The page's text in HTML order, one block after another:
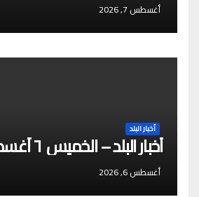
أغسطس 7, 2026
أخبار البلد
أخبار البلد – الخميس ٦ أغسطس ٢٠٢٦م
أغسطس 6, 2026